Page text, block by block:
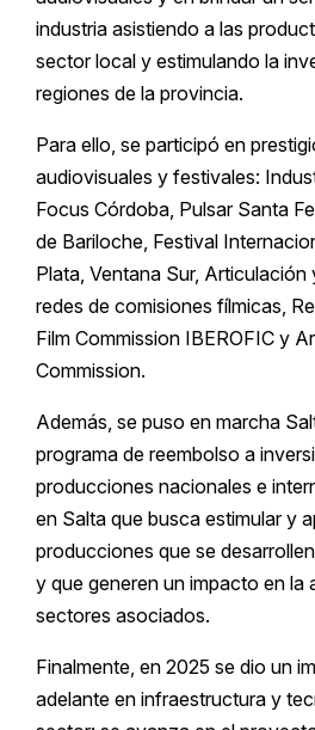
industria asistiendo a las
sector local y estimulando la
regiones de la provincia.
Para ello, se participó en
audiovisuales y festivales:
Focus Córdoba, Pulsar Santa
de Bariloche, Festival
Plata, Ventana Sur,
redes de comisiones fílmicas,
Film Commission IBEROFIC y
Commission.
Además, se puso en marcha
programa de reembolso a
producciones nacionales e
en Salta que busca estimular y
producciones que se
y que generen un impacto en la
sectores asociados.
Finalmente, en 2025 se dio un
adelante en infraestructura y